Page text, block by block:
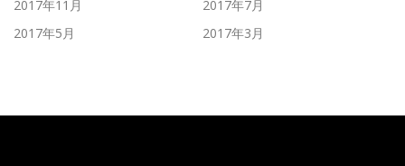
2017年11月
2017年7月
2017年5月
2017年3月